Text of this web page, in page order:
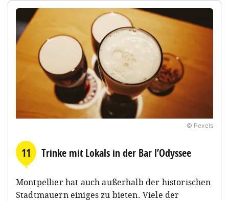
© Pexels
11 Trinke mit Lokals in der Bar l’Odyssee
Montpellier hat auch außerhalb der historischen
Stadtmauern einiges zu bieten. Viele der